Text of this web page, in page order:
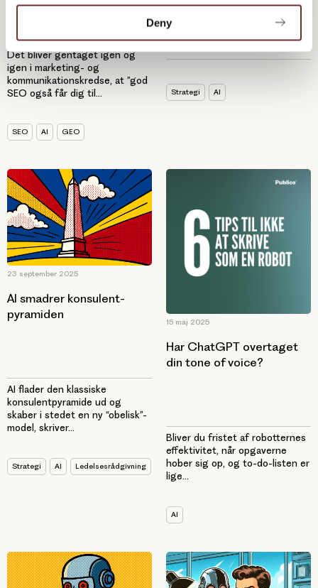
Deny
Det bliver gentaget igen og
igen i marketing- og
kommunikationskredse, at ”god
SEO også får dig til...
SEO AI GEO
løsninger
Strategi AI
23 september 2025
AI smadrer konsulent-
pyramiden
AI flader den klassiske
konsulentpyramide ud og
skaber i stedet en ny “obelisk”-
model, skriver...
Strategi AI Ledelsesrådgivning
15 maj 2025
Har ChatGPT overtaget
din tone of voice?
Bliver du fristet af robotternes
effektivitet, når opgaverne
hober sig op, og to-do-listen er
lige...
AI